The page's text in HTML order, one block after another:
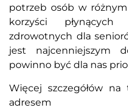
potrzeb osób w
korzyści
zdrowotnych dla
jest najcenniejszym
powinno być dla nas
Więcej szczegółów
adresem